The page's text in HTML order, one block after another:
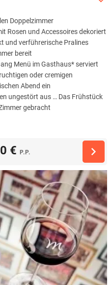
Doppelzimmer
Rosen und Accessoires dekoriert
und verführerische Pralines
bereit
Menü im Gasthaus* serviert
oder cremigen
Abend ein
ungestört aus … Das Frühstück
gebracht
€ P.P.